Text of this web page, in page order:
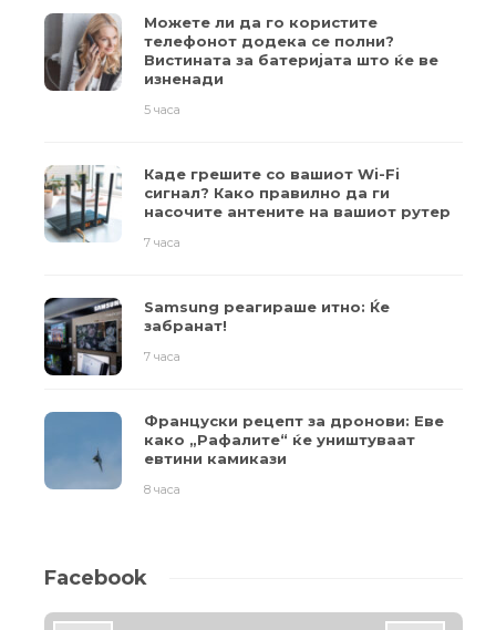
Можете ли да го користите
телефонот додека се полни?
Вистината за батеријата што ќе ве
изненади
5 часа
Каде грешите со вашиот Wi-Fi
сигнал? Како правилно да ги
насочите антените на вашиот рутер
7 часа
Samsung реагираше итно: Ќе
забранат!
7 часа
Француски рецепт за дронови: Еве
како „Рафалите“ ќе уништуваат
евтини камикази
8 часа
Facebook